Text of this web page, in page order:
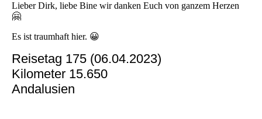
Lieber Dirk, liebe Bine wir danken Euch von ganzem Herzen
🤗
Es ist traumhaft hier. 😀
Reisetag 175 (06.04.2023)
Kilometer 15.650
Andalusien